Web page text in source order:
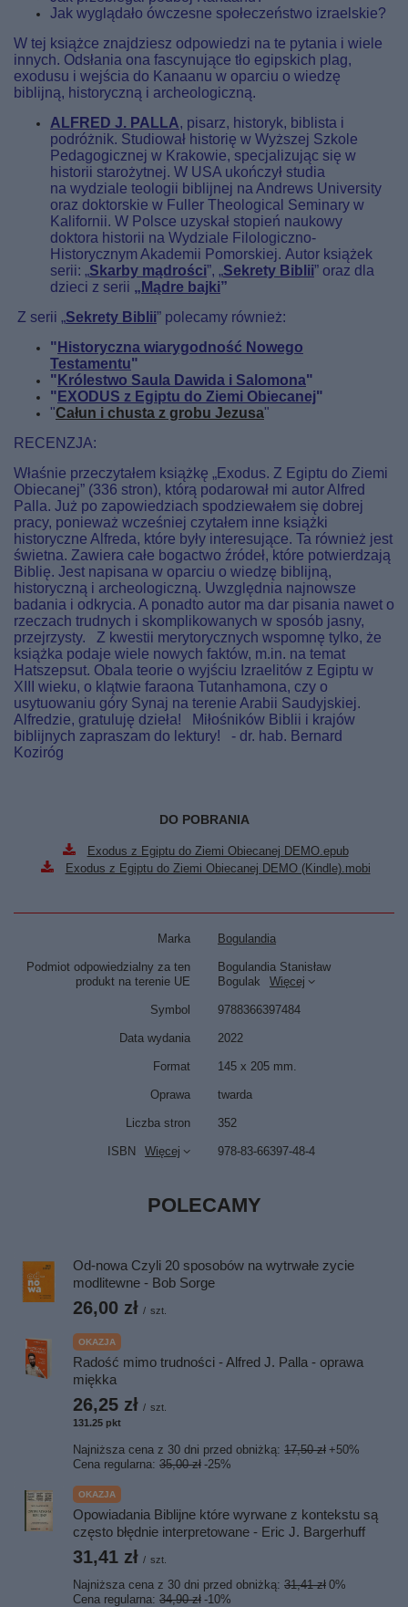
Jak wyglądało ówczesne społe­czeństwo izraelskie?
W tej książce znajdziesz odpowiedzi na te pytania i wiele
innych. Odsłania ona fascynujące tło egipskich plag,
exodusu i wejścia do Kanaanu w oparciu o wiedzę
biblijną, historyczną i archeologiczną.
ALFRED J. PALLA, pisarz, historyk, biblista i
podróżnik. Studiował historię w Wyższej Szkole
Pedagogicznej w Krakowie, specjalizując się w
historii starożytnej. W USA ukończył studia
na wydziale teologii biblijnej na Andrews University
oraz doktorskie w Fuller Theological Seminary w
Kalifornii. W Polsce uzyskał stopień naukowy
doktora historii na Wydziale Filologiczno-
Historycznym Akademii Pomorskiej. Autor książek
serii: „Skarby mądrości”, „Sekrety Biblii” oraz dla
dzieci z serii „ Mądre bajki”
Z serii „Sekrety Biblii” polecamy również:
" Historyczna wiarygodność Nowego
Testamentu"
" Królestwo Saula Dawida i Salomona"
" EXODUS z Egiptu do Ziemi Obiecanej"
"Całun i chusta z grobu Jezusa"
RECENZJA:
Właśnie przeczytałem książkę „Exodus. Z Egiptu do Ziemi
Obiecanej” (336 stron), którą podarował mi autor Alfred
Palla. Już po zapowiedziach spodziewałem się dobrej
pracy, ponieważ wcześniej czytałem inne książki
historyczne Alfreda, które były interesujące. Ta również jest
świetna. Zawiera całe bogactwo źródeł, które potwierdzają
Biblię. Jest napisana w oparciu o wiedzę biblijną,
historyczną i archeologiczną. Uwzględnia najnowsze
badania i odkrycia. A ponadto autor ma dar pisania nawet o
rzeczach trudnych i skomplikowanych w sposób jasny,
przejrzysty. Z kwestii merytorycznych wspomnę tylko, że
książka podaje wiele nowych faktów, m.in. na temat
Hatszepsut. Obala teorie o wyjściu Izraelitów z Egiptu w
XIII wieku, o klątwie faraona Tutanhamona, czy o
usytuowaniu góry Synaj na terenie Arabii Saudyjskiej.
Alfredzie, gratuluję dzieła! Miłośników Biblii i krajów
biblijnych zapraszam do lektury! - dr. hab. Bernard
Koziróg
DO POBRANIA
Exodus z Egiptu do Ziemi Obiecanej DEMO.epub
Exodus z Egiptu do Ziemi Obiecanej DEMO (Kindle).mobi
Marka Bogulandia
Podmiot odpowiedzialny za ten
produkt na terenie UE
Bogulandia Stanisław
Bogulak
Więcej
Symbol 9788366397484
Data wydania 2022
Format 145 x 205 mm.
Oprawa twarda
Liczba stron 352
ISBN Więcej 978-83-66397-48-4
POLECAMY
Od-nowa Czyli 20 sposobów na wytrwałe zycie
modlitewne - Bob Sorge
26,00 zł / szt.
OKAZJA
Radość mimo trudności - Alfred J. Palla - oprawa
miękka
26,25 zł / szt.
131.25 pkt
Najniższa cena z 30 dni przed obniżką: 17,50 zł +50%
Cena regularna: 35,00 zł -25%
OKAZJA
Opowiadania Biblijne które wyrwane z kontekstu są
często błędnie interpretowane - Eric J. Bargerhuff
31,41 zł / szt.
Najniższa cena z 30 dni przed obniżką: 31,41 zł 0%
Cena regularna: 34,90 zł -10%